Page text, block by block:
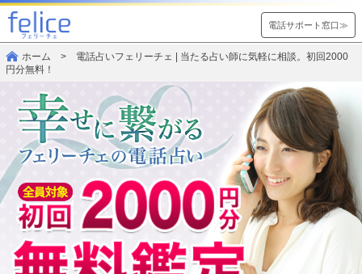
電話サポート窓口≫
ホーム > 電話占いフェリーチェ | 当たる占い師に気軽に相談。初回2000
円分無料！